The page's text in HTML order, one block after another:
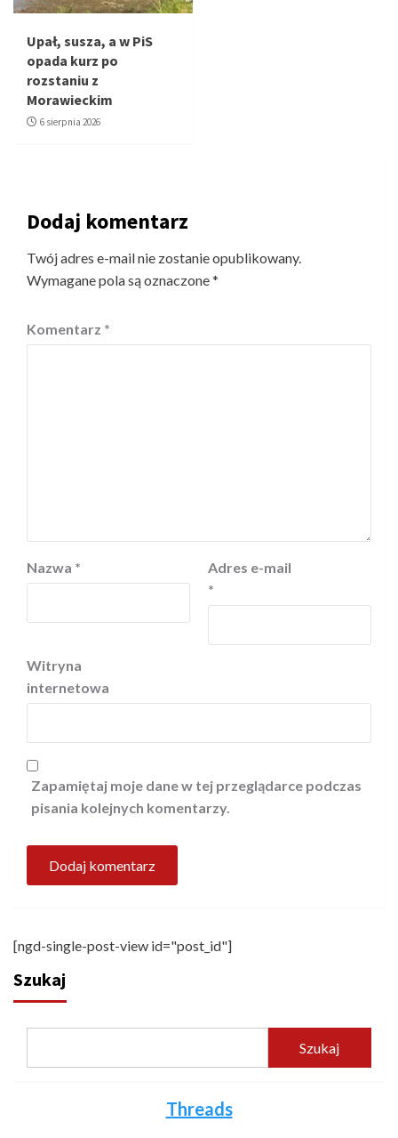
Upał, susza, a w PiS
opada kurz po
rozstaniu z
Morawieckim
6 sierpnia 2026
Dodaj komentarz
Twój adres e-mail nie zostanie opublikowany.
Wymagane pola są oznaczone*
Komentarz *
Nazwa *
Adres e-mail
*
Witryna
internetowa
Zapamiętaj moje dane w tej przeglądarce podczas
pisania kolejnych komentarzy.
[ngd-single-post-view id="post_id"]
Szukaj
Szukaj
Threads